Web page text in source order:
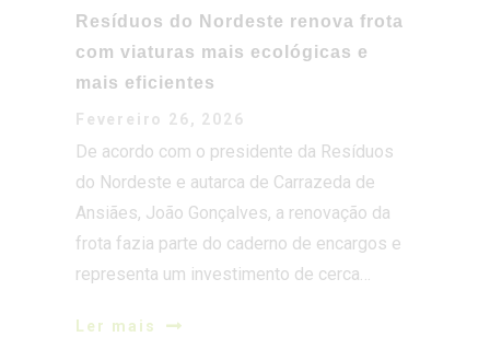
Resíduos do Nordeste renova frota
com viaturas mais ecológicas e
mais eficientes
Fevereiro 26, 2026
De acordo com o presidente da Resíduos
do Nordeste e autarca de Carrazeda de
Ansiães, João Gonçalves, a renovação da
frota fazia parte do caderno de encargos e
representa um investimento de cerca…
Ler mais